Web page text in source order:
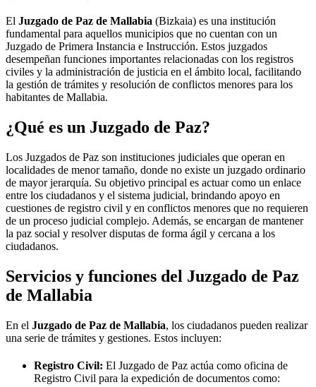
El Juzgado de Paz de Mallabia (Bizkaia) es una institución
fundamental para aquellos municipios que no cuentan con un
Juzgado de Primera Instancia e Instrucción. Estos juzgados
desempeñan funciones importantes relacionadas con los registros
civiles y la administración de justicia en el ámbito local, facilitando
la gestión de trámites y resolución de conflictos menores para los
habitantes de Mallabia.
¿Qué es un Juzgado de Paz?
Los Juzgados de Paz son instituciones judiciales que operan en
localidades de menor tamaño, donde no existe un juzgado ordinario
de mayor jerarquía. Su objetivo principal es actuar como un enlace
entre los ciudadanos y el sistema judicial, brindando apoyo en
cuestiones de registro civil y en conflictos menores que no requieren
de un proceso judicial complejo. Además, se encargan de mantener
la paz social y resolver disputas de forma ágil y cercana a los
ciudadanos.
Servicios y funciones del Juzgado de Paz
de Mallabia
En el Juzgado de Paz de Mallabia, los ciudadanos pueden realizar
una serie de trámites y gestiones. Estos incluyen:
Registro Civil: El Juzgado de Paz actúa como oficina de
Registro Civil para la expedición de documentos como: